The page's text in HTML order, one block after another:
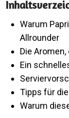
Warum
Allrounder
Die
Ein
Tipps für
Warum